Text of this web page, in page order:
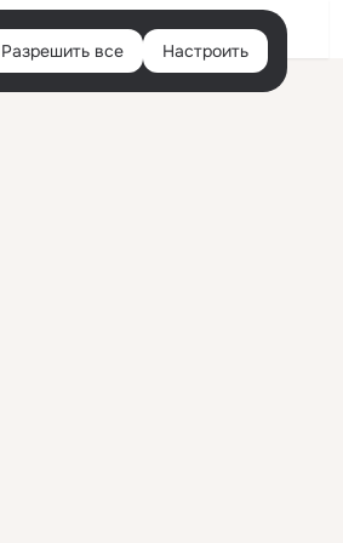
Войти
Разрешить все Настроить